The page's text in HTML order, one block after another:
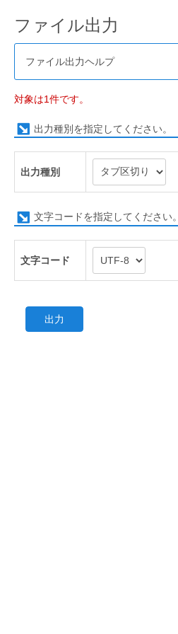
ファイル出力
ファイル出力ヘルプ
対象は1件です。
出力種別を指定してください。
出力種別
文字コードを指定してください。
文字コード